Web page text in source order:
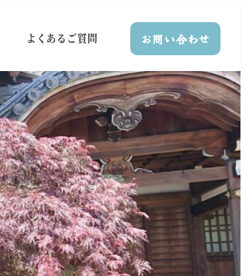
よくあるご質問 お問い合わせ